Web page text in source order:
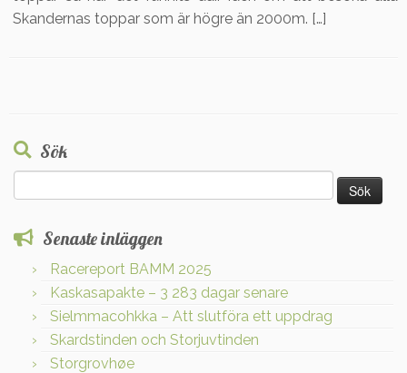
Skandernas toppar som är högre än 2000m. […]
Sök
efter:
Senaste inläggen
Racereport BAMM 2025
Kaskasapakte – 3 283 dagar senare
Sielmmacohkka – Att slutföra ett uppdrag
Skardstinden och Storjuvtinden
Storgrovhøe